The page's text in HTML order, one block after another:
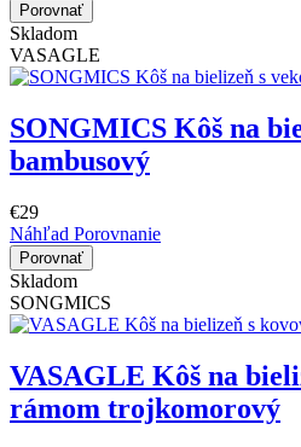
Porovnať
Skladom
VASAGLE
SONGMICS Kôš na
bambusový
€29
Náhľad Porovnanie
Porovnať
Skladom
SONGMICS
VASAGLE Kôš na
rámom trojkomorový